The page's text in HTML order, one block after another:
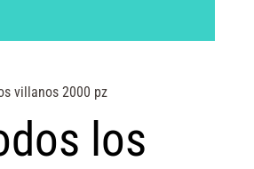
villanos 2000 pz
los